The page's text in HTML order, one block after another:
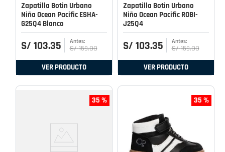
Zapatilla Botin Urbano
Niña Ocean Pacific ESHA-
G25Q4 Blanco
S/ 103.35 S/ 159.00
VER PRODUCTO
Zapatilla Botin Urbano
Niño Ocean Pacific ROBI-
J25Q4
S/ 103.35 S/ 159.00
VER PRODUCTO
35 % 35 %